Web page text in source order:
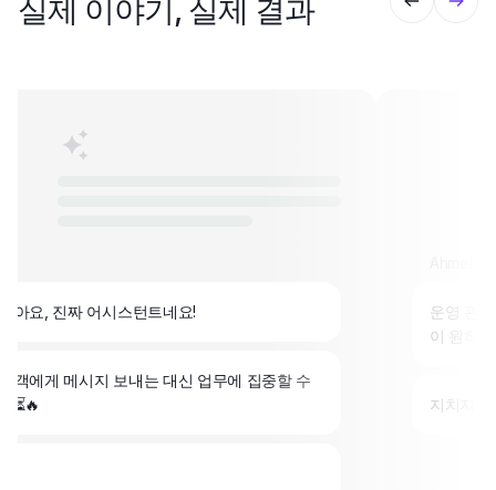
실제 이야기, 실제 결과
아요, 진짜 어시스턴트네요!
객에게 메시지 보내는 대신 업무에 집중할 수
⏳🔥
운영 관
이 원하
지치지